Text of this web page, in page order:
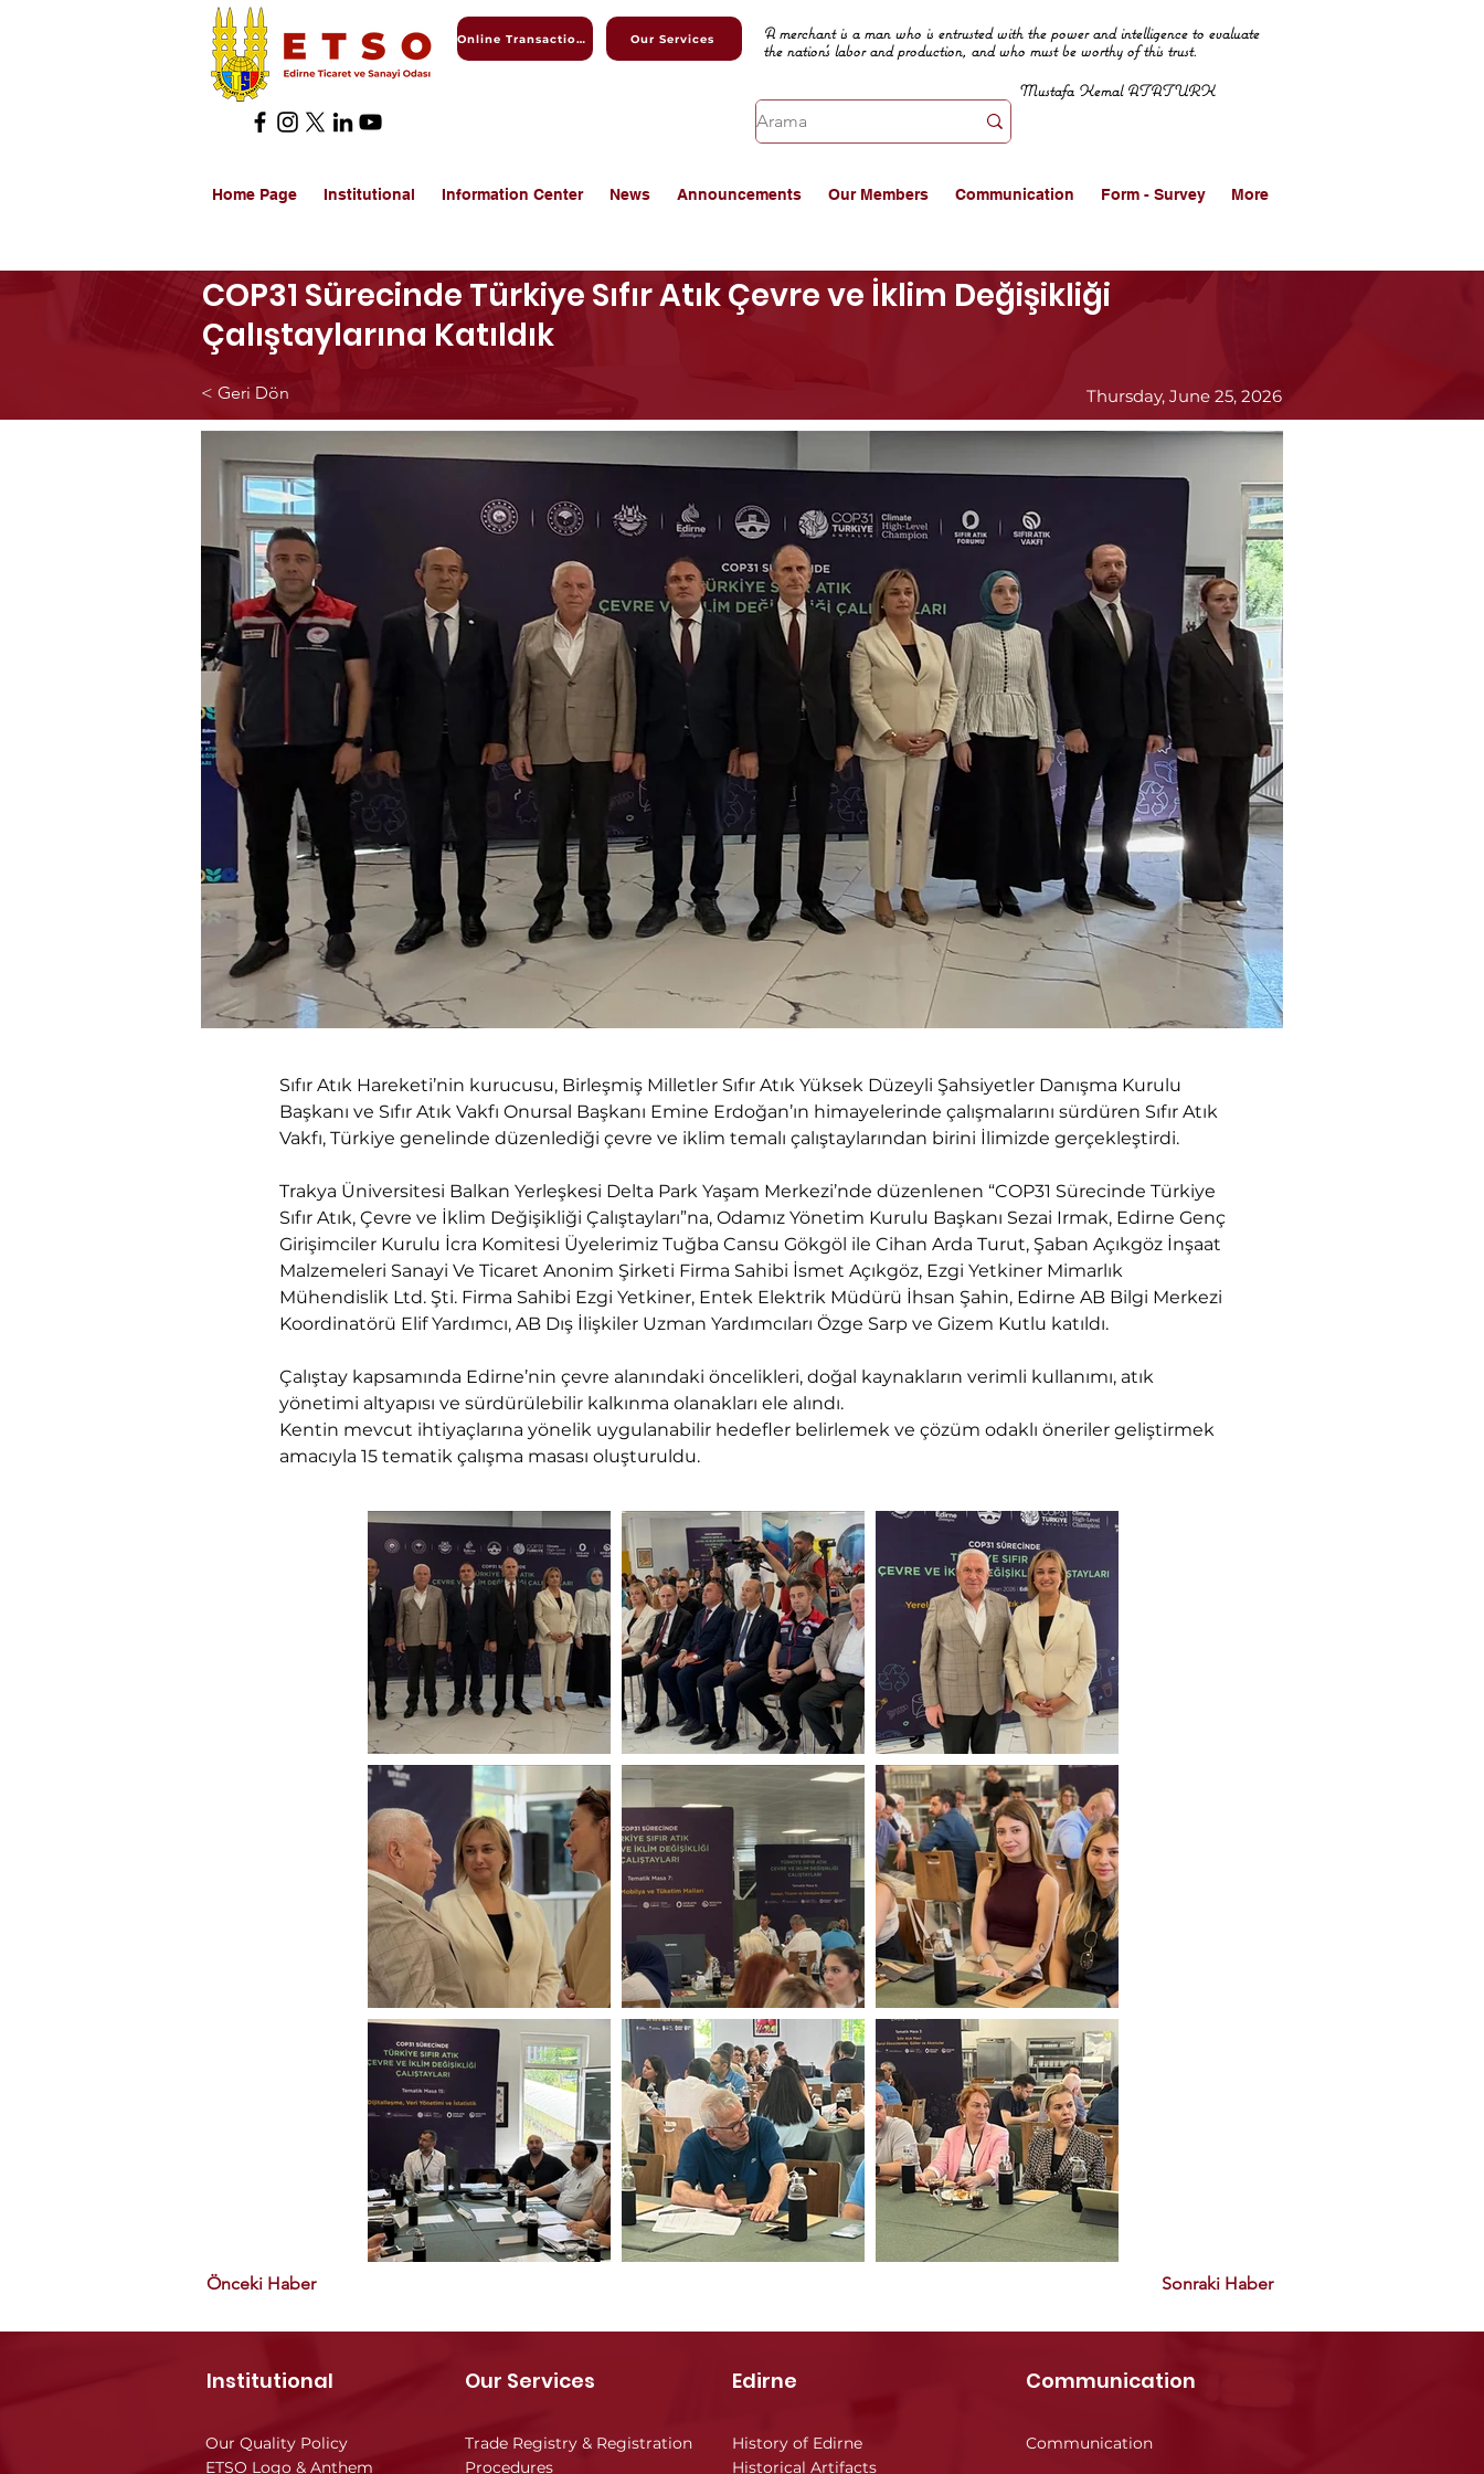
Online Transactions Our Services
A merchant is a man who is entrusted with the power and intelligence to evaluate
the nation's labor and production, and who must be worthy of this trust.
Mustafa Kemal ATATURK
Home Page Institutional Information Center News Announcements Our Members Communication Form - Survey More
COP31 Sürecinde Türkiye Sıfır Atık Çevre ve İklim Değişikliği
Çalıştaylarına Katıldık
< Geri Dön Thursday, June 25, 2026
Sıfır Atık Hareketi’nin kurucusu, Birleşmiş Milletler Sıfır Atık Yüksek Düzeyli Şahsiyetler Danışma Kurulu
Başkanı ve Sıfır Atık Vakfı Onursal Başkanı Emine Erdoğan’ın himayelerinde çalışmalarını sürdüren Sıfır Atık
Vakfı, Türkiye genelinde düzenlediği çevre ve iklim temalı çalıştaylarından birini İlimizde gerçekleştirdi.
Trakya Üniversitesi Balkan Yerleşkesi Delta Park Yaşam Merkezi’nde düzenlenen “COP31 Sürecinde Türkiye
Sıfır Atık, Çevre ve İklim Değişikliği Çalıştayları”na, Odamız Yönetim Kurulu Başkanı Sezai Irmak, Edirne Genç
Girişimciler Kurulu İcra Komitesi Üyelerimiz Tuğba Cansu Gökgöl ile Cihan Arda Turut, Şaban Açıkgöz İnşaat
Malzemeleri Sanayi Ve Ticaret Anonim Şirketi Firma Sahibi İsmet Açıkgöz, Ezgi Yetkiner Mimarlık
Mühendislik Ltd. Şti. Firma Sahibi Ezgi Yetkiner, Entek Elektrik Müdürü İhsan Şahin, Edirne AB Bilgi Merkezi
Koordinatörü Elif Yardımcı, AB Dış İlişkiler Uzman Yardımcıları Özge Sarp ve Gizem Kutlu katıldı.
Çalıştay kapsamında Edirne’nin çevre alanındaki öncelikleri, doğal kaynakların verimli kullanımı, atık
yönetimi altyapısı ve sürdürülebilir kalkınma olanakları ele alındı.
Kentin mevcut ihtiyaçlarına yönelik uygulanabilir hedefler belirlemek ve çözüm odaklı öneriler geliştirmek
amacıyla 15 tematik çalışma masası oluşturuldu.
Önceki Haber Sonraki Haber
Institutional Our Services Edirne
Our Quality Policy
ETSO Logo & Anthem
Trade Registry & Registration
Procedures
History of Edirne
Historical Artifacts
Communication
Communication